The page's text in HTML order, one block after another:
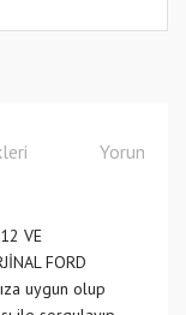
Yorumlar
VE
FORD
uygun olup